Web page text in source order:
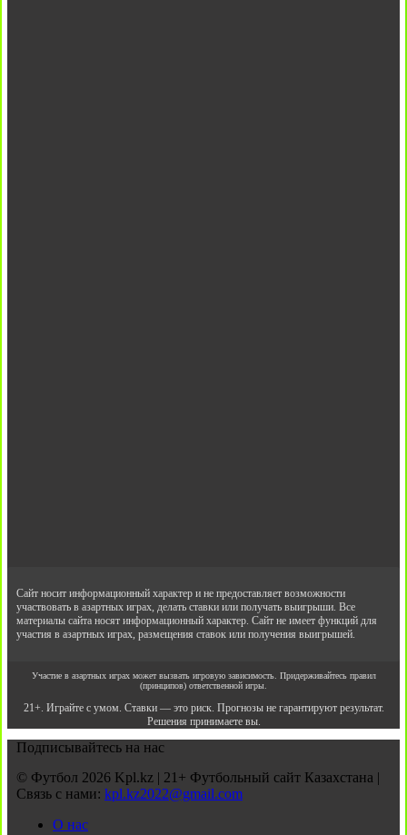
Сайт носит информационный характер и не предоставляет возможности
участвовать в азартных играх, делать ставки или получать выигрыши. Все
материалы сайта носят информационный характер. Сайт не имеет функций для
участия в азартных играх, размещения ставок или получения выигрышей.
Участие в азартных играх может вызвать игровую зависимость. Придерживайтесь правил
(принципов) ответственной игры.
21+. Играйте с умом. Ставки — это риск. Прогнозы не гарантируют результат.
Решения принимаете вы.
Подписывайтесь на нас
© Футбол 2026 Kpl.kz | 21+ Футбольный сайт Казахстана |
Связь с нами: kpl.kz2022@gmail.com
О нас